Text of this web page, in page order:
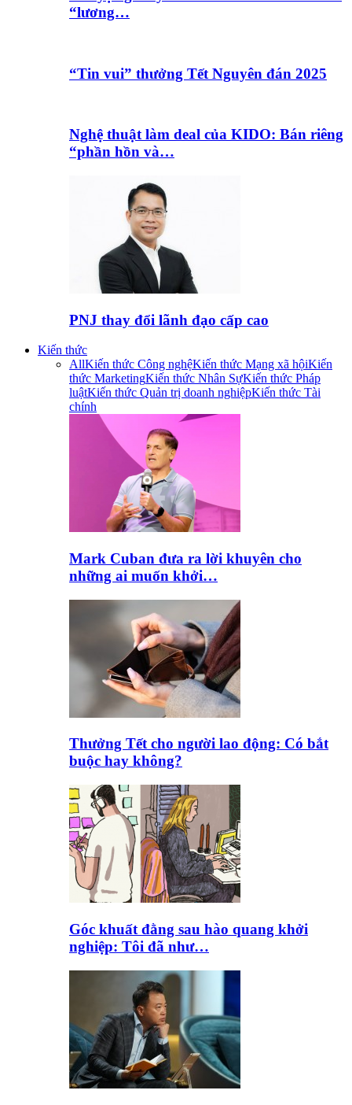
“lương…
“Tin vui” thưởng Tết Nguyên đán 2025
Nghệ thuật làm deal của KIDO: Bán riêng
“phần hồn và…
PNJ thay đổi lãnh đạo cấp cao
Kiến thức
AllKiến thức Công nghệKiến thức Mạng xã hộiKiến
thức MarketingKiến thức Nhân SựKiến thức Pháp
luậtKiến thức Quản trị doanh nghiệpKiến thức Tài
chính
Mark Cuban đưa ra lời khuyên cho
những ai muốn khởi…
Thưởng Tết cho người lao động: Có bắt
buộc hay không?
Góc khuất đằng sau hào quang khởi
nghiệp: Tôi đã như…